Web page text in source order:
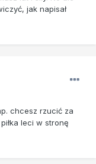
jak napisał
chcesz rzucić za
leci w stronę